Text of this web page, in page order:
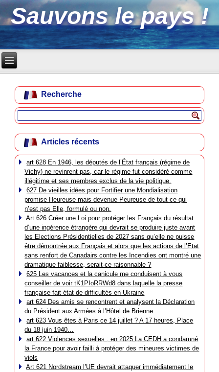
Sauvons le pays !
Recherche
Articles récents
art 628 En 1946, les députés de l’État français (régime de
Vichy) ne revinrent pas, car le régime fut considéré comme
illégitime et ses membres exclus de la vie politique.
627 De vieilles idées pour Fortifier une Mondialisation
promise Heureuse mais devenue Peureuse de tout ce qui
n’est pas Elle, formulé ou non.
Art 626 Créer une Loi pour protéger les Français du résultat
d’une ingérence étrangère qui devrait se produire juste avant
les Elections Présidentielles de 2027 sans qu’elle ne puisse
être démontrée aux Français et alors que les actions de l’Etat
sans renfort de Canadairs contre les Incendies ont montré une
dramatique faiblesse, serait-ce raisonnable ?
625 Les vacances et la canicule me conduisent à vous
conseiller de voir tK1PIoRRWd8 dans laquelle la presse
française fait état de difficultés en Ukraine
art 624 Des amis se rencontrent et analysent la Déclaration
du Président aux Armées à l’Hôtel de Brienne
art 623 Vous êtes à Paris ce 14 juillet ? A 17 heures, Place
du 18 juin 1940…
art 622 Violences sexuelles : en 2025 La CEDH a condamné
la France pour avoir failli à protéger des mineures victimes de
viols
Art 621 Nordstream l’UE devrait attaquer immédiatement le